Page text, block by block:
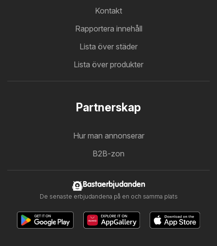
Kontakt
Rapportera innehåll
Lista över städer
Lista över produkter
Partnerskap
Hur man annonserar
B2B-zon
Bastaerbjudanden
De senaste erbjudandena på en och samma plats